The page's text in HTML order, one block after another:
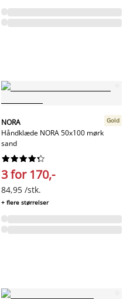
NORA
Håndklæde NORA 50x100 mørk
sand
Gold






3 for 170,-
84,95 /stk.
+ flere størrelser